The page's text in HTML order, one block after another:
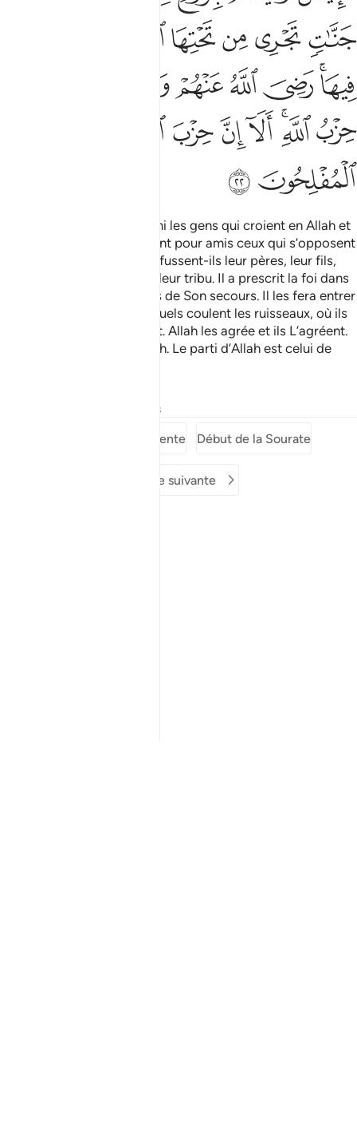
ﱡﱢﱣﱤﱥ
ﱧﱨﱩﱪﱫﱬ
ﱰﱱﱲﱳﱴﱵﱶ
ﱸﱹ
Tu n’en trouveras pas, parmi les gens qui croient en Allah et
au Jour dernier, qui prennent pour amis ceux qui s’opposent
à Allah et à Son Messager, fussent-ils leur pères, leur fils,
leurs frères ou les gens de leur tribu. Il a prescrit la foi dans
leurs cœurs et Il les a aidés de Son secours. Il les fera entrer
dans des Jardins sous lesquels coulent les ruisseaux, où ils
demeureront éternellement. Allah les agrée et ils L’agréent.
Ceux- là sont le parti d’Allah. Le parti d’Allah est celui de
Réflexions
Sourate précédente Début de la Sourate
Sourate suivante